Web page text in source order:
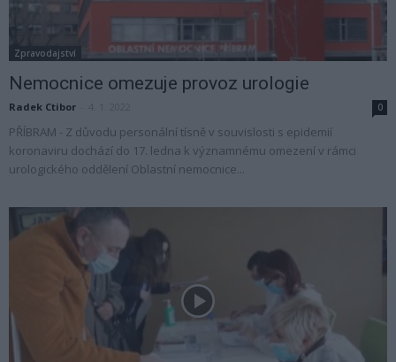
Zpravodajství
Nemocnice omezuje provoz urologie
Radek Ctibor 0
PŘÍBRAM - Z důvodu personální tísně v souvislosti s epidemií
koronaviru dochází do 17. ledna k významnému omezení v rámci
urologického oddělení Oblastní nemocnice...